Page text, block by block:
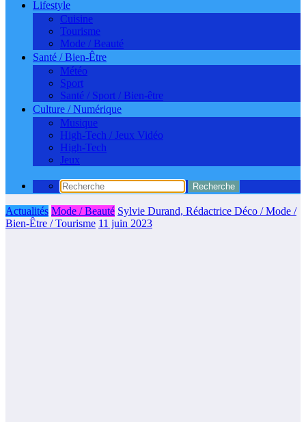
Lifestyle
Cuisine
Tourisme
Mode / Beauté
Santé / Bien-Être
Météo
Sport
Santé / Sport / Bien-être
Culture / Numérique
Musique
High-Tech / Jeux Vidéo
High-Tech
Jeux
Actualités Mode / Beauté Sylvie Durand, Rédactrice Déco / Mode /
Bien-Être / Tourisme 11 juin 2023